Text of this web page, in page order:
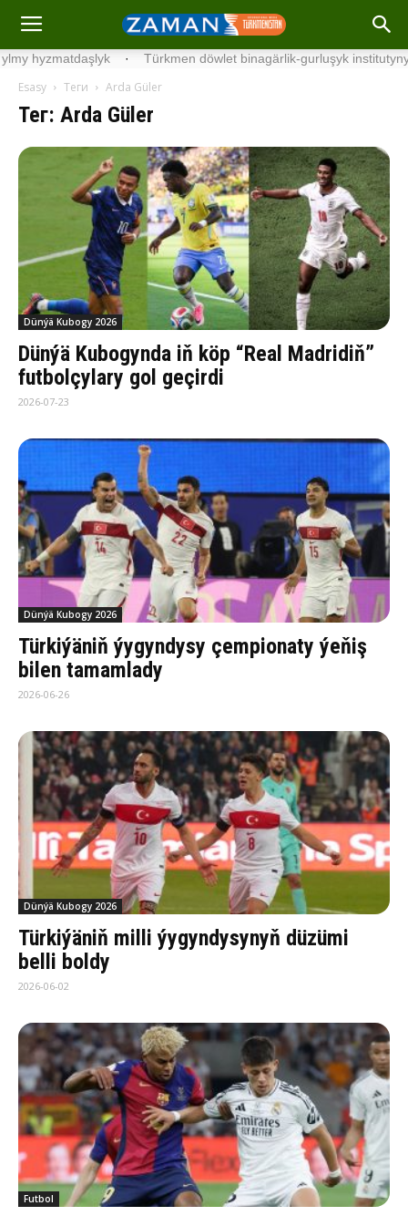
· Türkmen döwlet binagärlik-gurluşyk institutynyň talyplary
Esasy Теги Arda Güler
Тег: Arda Güler
Dünýä Kubogy 2026
Dünýä Kubogynda iň köp “Real Madridiň”
futbolçylary gol geçirdi
2026-07-23
Dünýä Kubogy 2026
Türkiýäniň ýygyndysy çempionaty ýeňiş
bilen tamamlady
2026-06-26
Dünýä Kubogy 2026
Türkiýäniň milli ýygyndysynyň düzümi
belli boldy
2026-06-02
Futbol